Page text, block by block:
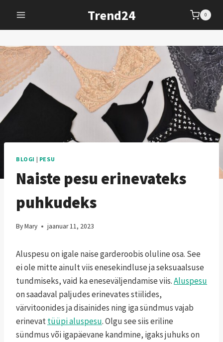
content
Trend24 0
BLOGI | PESU
Naiste pesu erinevateks
puhkudeks
ByMary jaanuar 11, 2023
Aluspesu on igale naise garderoobis oluline osa. See
ei ole mitte ainult viis enesekindluse ja seksuaalsuse
tundmiseks, vaid ka eneseväljendamise viis.Aluspesu
on saadaval paljudes erinevates stiilides,
värvitoonides ja disainides ning iga sündmus vajab
erinevattüüpi aluspesu. Olgu see siis eriline
sündmus või igapäevane kandmine, igaks juhuks on